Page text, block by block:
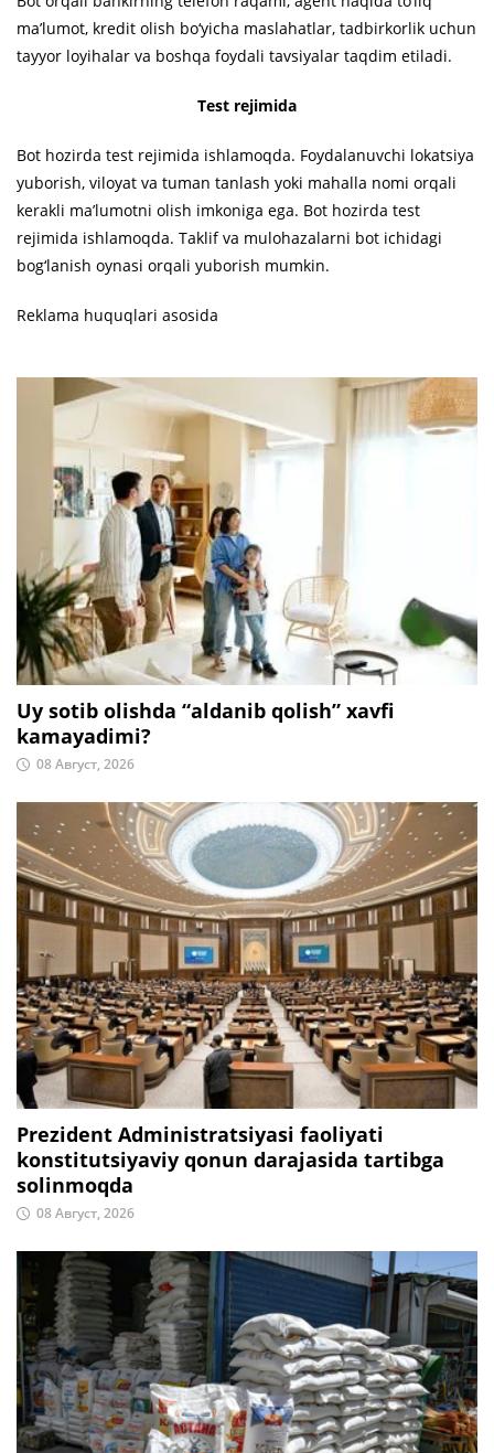
ma’lumot, kredit olish bo‘yicha maslahatlar, tadbirkorlik uchun
tayyor loyihalar va boshqa foydali tavsiyalar taqdim etiladi.
Test rejimida
Bot hozirda test rejimida ishlamoqda. Foydalanuvchi lokatsiya
yuborish, viloyat va tuman tanlash yoki mahalla nomi orqali
kerakli ma’lumotni olish imkoniga ega. Bot hozirda test
rejimida ishlamoqda. Taklif va mulohazalarni bot ichidagi
bog‘lanish oynasi orqali yuborish mumkin.
Reklama huquqlari asosida
Uy sotib olishda “aldanib qolish” xavfi
kamayadimi?
08 Август, 2026
Prezident Administratsiyasi faoliyati
konstitutsiyaviy qonun darajasida tartibga
solinmoqda
08 Август, 2026